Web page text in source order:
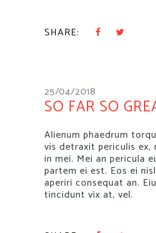
SHARE:
25/04/2018
SO FAR SO
Alienum phaedrum
vis detraxit periculis ex,
in mei. Mei an pericula
partem ei est. Eos ei
aperiri consequat an.
tincidunt vix at, vel.